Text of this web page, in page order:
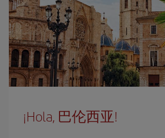
¡Hola, 巴伦西亚!